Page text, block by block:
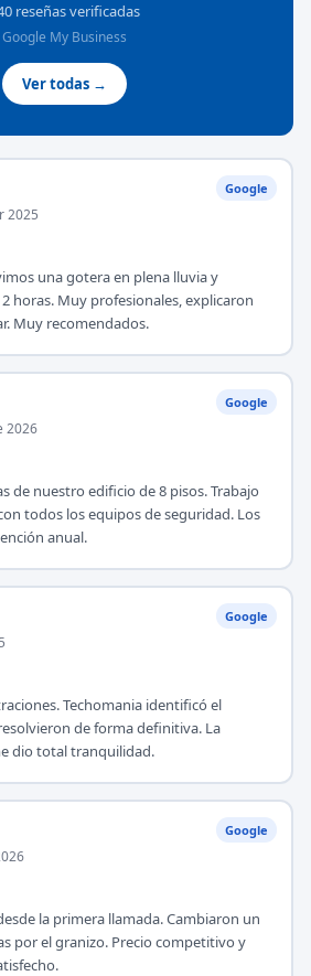
reseñas verificadas
Google My Business
Ver todas →
Google
2025
una gotera en plena lluvia y
horas. Muy profesionales, explicaron
Muy recomendados.
Google
2026
de nuestro edificio de 8 pisos. Trabajo
todos los equipos de seguridad. Los
anual.
Google
Techomania identificó el
de forma definitiva. La
dio total tranquilidad.
Google
la primera llamada. Cambiaron un
por el granizo. Precio competitivo y